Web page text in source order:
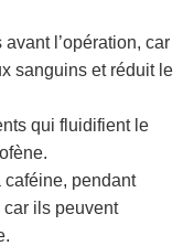
l’opération, car
sanguins et réduit le
qui fluidifient le
caféine, pendant
car ils peuvent